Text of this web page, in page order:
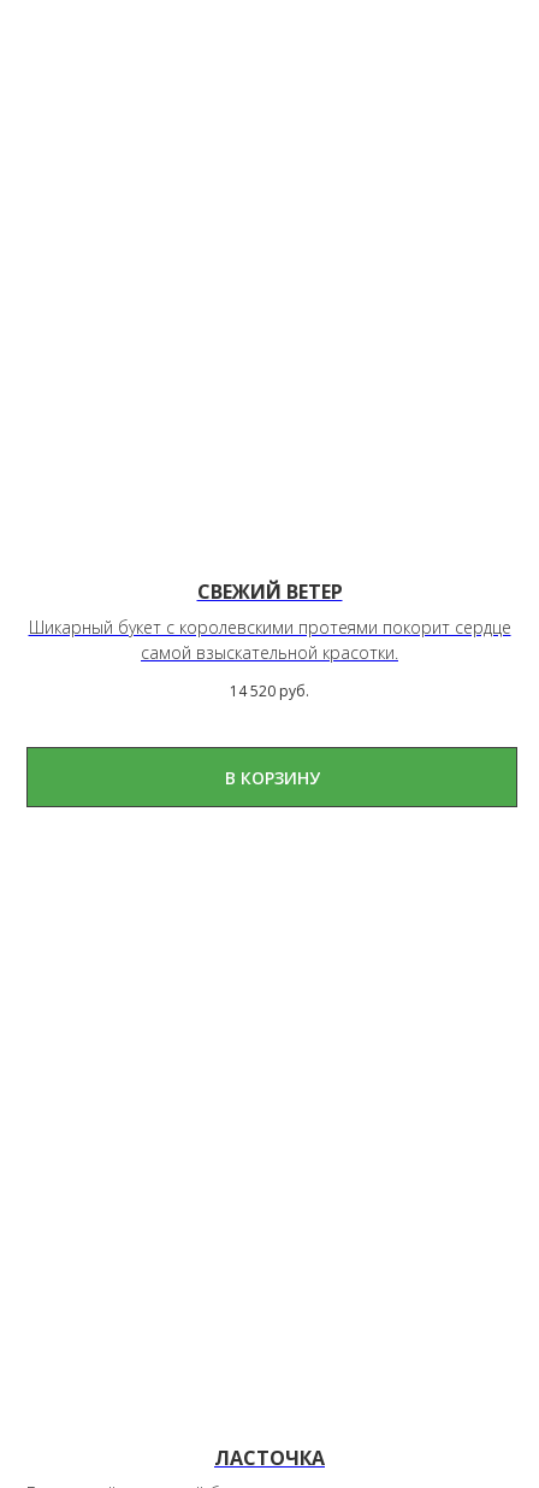
СВЕЖИЙ ВЕТЕР
Шикарный букет с королевскими протеями покорит сердце
самой взыскательной красотки.
14 520 руб.
В КОРЗИНУ
ЛАСТОЧКА